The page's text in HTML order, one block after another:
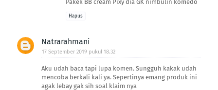
Pakek BB cream Pixy dia GK nimbulin komedo
Hapus
Natrarahmani
17 September 2019 pukul 18.32
Aku udah baca tapi lupa komen. Sungguh kakak udah
mencoba berkali kali ya. Sepertinya emang produk ini
agak lebay gak sih soal klaim nya